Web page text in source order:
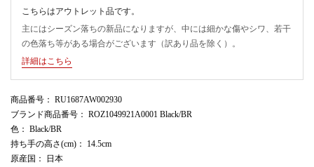
こちらはアウトレット品です。
主にはシーズン落ちの新品になりますが、中には細かな傷やシワ、若干
の色落ち等がある場合がございます（訳あり品を除く）。
詳細はこちら
商品番号 ： RU1687AW002930
ブランド商品番号 ： ROZ1049921A0001 Black/BR
色 ： Black/BR
持ち手の高さ(cm) ： 14.5cm
原産国 ： 日本